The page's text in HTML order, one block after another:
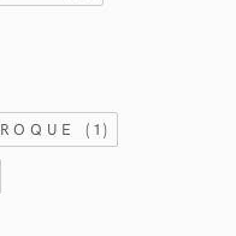
ROQUE (1)